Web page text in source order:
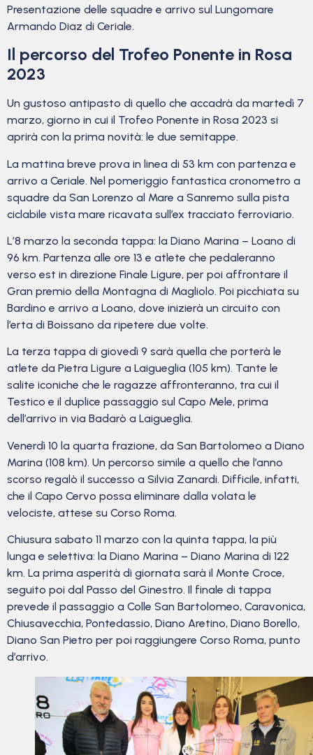
Presentazione delle squadre e arrivo sul Lungomare
Armando Diaz di Ceriale.
Il percorso del Trofeo Ponente in Rosa
2023
Un gustoso antipasto di quello che accadrà da martedì 7
marzo, giorno in cui il Trofeo Ponente in Rosa 2023 si
aprirà con la prima novità: le due semitappe.
La mattina breve prova in linea di 53 km con partenza e
arrivo a Ceriale. Nel pomeriggio fantastica cronometro a
squadre da San Lorenzo al Mare a Sanremo sulla pista
ciclabile vista mare ricavata sull’ex tracciato ferroviario.
L’8 marzo la seconda tappa: la Diano Marina – Loano di
96 km. Partenza alle ore 13 e atlete che pedaleranno
verso est in direzione Finale Ligure, per poi affrontare il
Gran premio della Montagna di Magliolo. Poi picchiata su
Bardino e arrivo a Loano, dove inizierà un circuito con
l’erta di Boissano da ripetere due volte.
La terza tappa di giovedì 9 sarà quella che porterà le
atlete da Pietra Ligure a Laigueglia (105 km). Tante le
salite iconiche che le ragazze affronteranno, tra cui il
Testico e il duplice passaggio sul Capo Mele, prima
dell’arrivo in via Badarò a Laigueglia.
Venerdì 10 la quarta frazione, da San Bartolomeo a Diano
Marina (108 km). Un percorso simile a quello che l’anno
scorso regalò il successo a Silvia Zanardi. Difficile, infatti,
che il Capo Cervo possa eliminare dalla volata le
velociste, attese su Corso Roma.
Chiusura sabato 11 marzo con la quinta tappa, la più
lunga e selettiva: la Diano Marina – Diano Marina di 122
km. La prima asperità di giornata sarà il Monte Croce,
seguito poi dal Passo del Ginestro. Il finale di tappa
prevede il passaggio a Colle San Bartolomeo, Caravonica,
Chiusavecchia, Pontedassio, Diano Aretino, Diano Borello,
Diano San Pietro per poi raggiungere Corso Roma, punto
d’arrivo.